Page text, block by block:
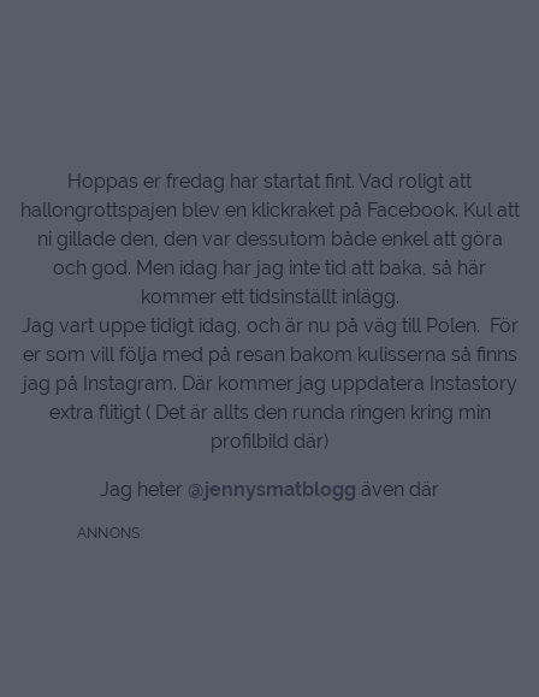
Hoppas er fredag har startat fint. Vad roligt att
hallongrottspajen blev en klickraket på Facebook. Kul att
ni gillade den, den var dessutom både enkel att göra
och god. Men idag har jag inte tid att baka, så här
kommer ett tidsinställt inlägg.
Jag vart uppe tidigt idag, och är nu på väg till Polen. För
er som vill följa med på resan bakom kulisserna så finns
jag på Instagram. Där kommer jag uppdatera Instastory
extra flitigt ( Det är allts den runda ringen kring min
profilbild där)
Jag heter @jennysmatblogg även där